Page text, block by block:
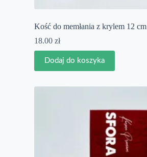
Kość do memłania z krylem 12 cm
18.00 zł
Dodaj do koszyka